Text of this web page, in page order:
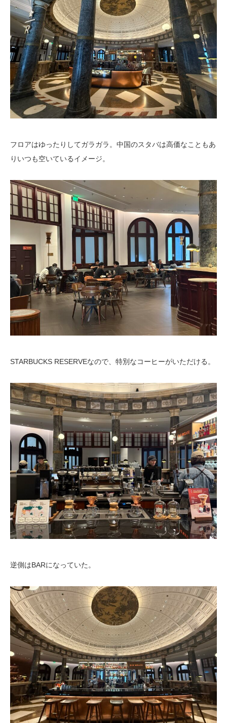
フロアはゆったりしてガラガラ。中国のスタバは高価なこともあ
りいつも空いているイメージ。
STARBUCKS RESERVEなので、特別なコーヒーがいただける。
逆側はBARになっていた。